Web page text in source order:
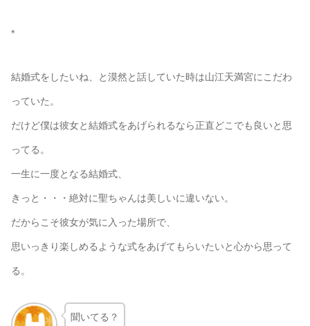
*
結婚式をしたいね、と漠然と話していた時は山江天満宮にこだわ
っていた。
だけど僕は彼女と結婚式をあげられるなら正直どこでも良いと思
ってる。
一生に一度となる結婚式、
きっと・・・絶対に聖ちゃんは美しいに違いない。
だからこそ彼女が気に入った場所で、
思いっきり楽しめるような式をあげてもらいたいと心から思って
る。
聞いてる？